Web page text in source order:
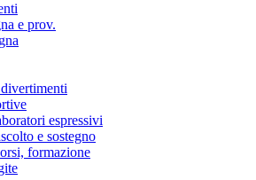
e prov.
espressivi
e sostegno
formazione